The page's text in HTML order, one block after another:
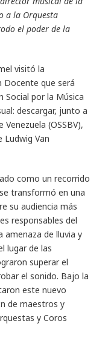
a la Orquesta
el poder de la
visitó la
Docente que será
Social por la Música
descargar, junto a
(OSSBV),
Van
como un recorrido
transformó en una
su audiencia más
responsables del
amenaza de lluvia y
lugar de las
superar el
el sonido. Bajo la
este nuevo
de maestros y
y Coros